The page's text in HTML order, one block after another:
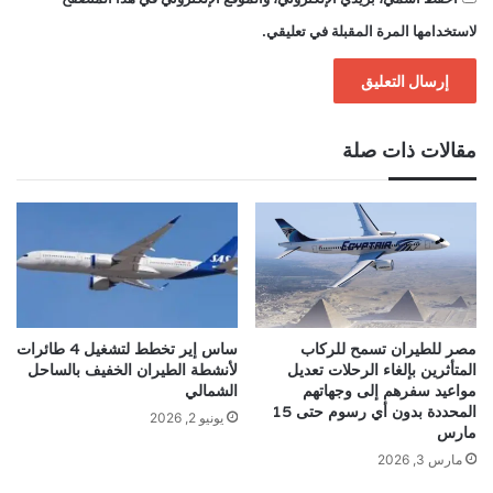
لاستخدامها المرة المقبلة في تعليقي.
مقالات ذات صلة
مصر للطيران تسمح للركاب
المتأثرين بإلغاء الرحلات تعديل
مواعيد سفرهم إلى وجهاتهم
المحددة بدون أي رسوم حتى 15
مارس
مارس 3, 2026
ساس إير تخطط لتشغيل 4 طائرات
لأنشطة الطيران الخفيف بالساحل
الشمالي
يونيو 2, 2026